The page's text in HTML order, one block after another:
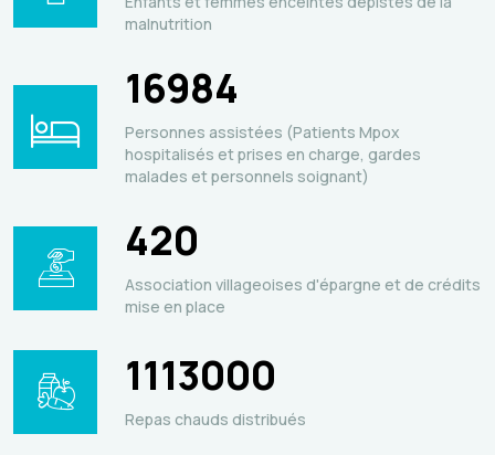
malnutrition
16984
Personnes assistées (Patients Mpox
hospitalisés et prises en charge, gardes
malades et personnels soignant)
420
Association villageoises d'épargne et de crédits
mise en place
1113000
Repas chauds distribués